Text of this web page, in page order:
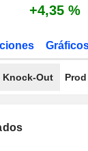
+4,35 %
Knock-Out